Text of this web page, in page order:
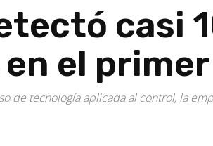
casi
en el
de tecnología aplicada al control, la